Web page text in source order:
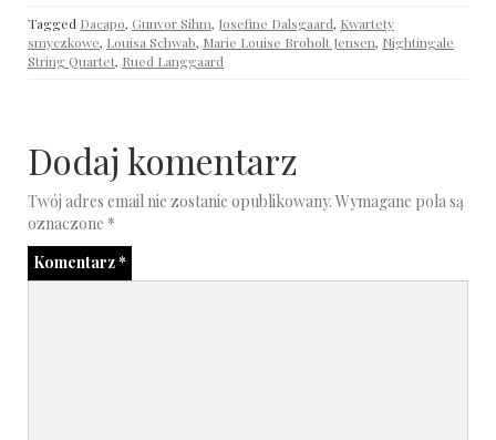
Tagged Dacapo, Gunvor Sihm, Josefine Dalsgaard, Kwartety
smyczkowe, Louisa Schwab, Marie Louise Broholt Jensen, Nightingale
String Quartet, Rued Langgaard
Dodaj komentarz
Twój adres email nie zostanie opublikowany. Wymagane pola są
oznaczone *
Komentarz*